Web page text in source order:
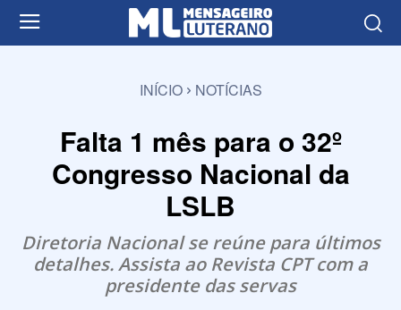
INÍCIO NOTÍCIAS
Falta 1 mês para o 32º
Congresso Nacional da
LSLB
Diretoria Nacional se reúne para últimos
detalhes. Assista ao Revista CPT com a
presidente das servas